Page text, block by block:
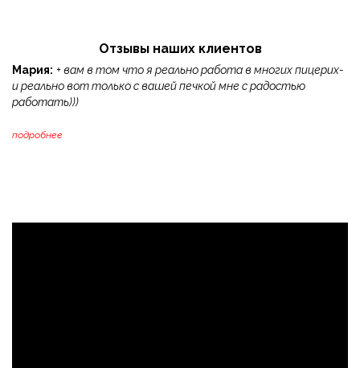
Отзывы наших клиентов
Мария: + вам в том что я реально работа в многих пицерих-
и реально вот только с вашей печкой мне с радостью
работать)))
подробнее